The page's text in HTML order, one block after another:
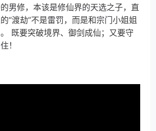
男修，本该是修仙界的天选之子，直
“渡劫”不是雷罚，而是和宗门小姐姐
既要突破境界、御剑成仙；又要守
！